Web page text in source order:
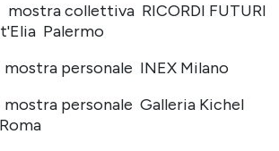
collettiva RICORDI FUTURI
Palermo
personale INEX Milano
personale Galleria Kichel